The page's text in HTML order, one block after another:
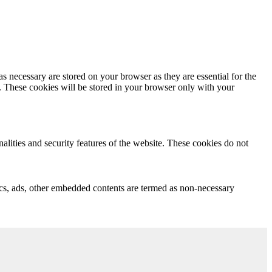
are stored on your browser as they are essential for the
These cookies will be stored in your browser only with your
and security features of the website. These cookies do not
other embedded contents are termed as non-necessary